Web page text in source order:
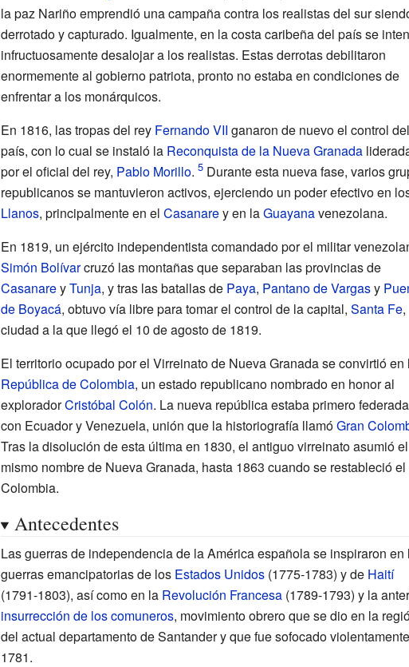
la paz Nariño emprendió una campaña contra los realistas del sur
derrotado y capturado. Igualmente, en la costa caribeña del país se
infructuosamente desalojar a los realistas. Estas derrotas debilitaron
enormemente al gobierno patriota, pronto no estaba en condiciones de
enfrentar a los monárquicos.
En 1816, las tropas del rey Fernando VII ganaron de nuevo el control del
país, con lo cual se instaló la Reconquista de la Nueva Granada
por el oficial del rey, Pablo Morillo. Durante esta nueva fase, varios
republicanos se mantuvieron activos, ejerciendo un poder efectivo en
Llanos, principalmente en el Casanarey en laGuayanavenezolana.
En 1819, un ejército independentista comandado por el militar
Simón Bolívarcruzó las montañas que separaban las provincias de
CasanareyTunja, y tras las batallas de Paya, Pantano de Vargasy
de Boyacá, obtuvo vía libre para tomar el control de la capital, Santa Fe,
ciudad a la que llegó el 10 de agosto de 1819.
El territorio ocupado por el Virreinato de Nueva Granada se convirtió en
República de Colombia, un estado republicano nombrado en honor al
exploradorCristóbal Colón. La nueva república estaba primero federada
con Ecuador y Venezuela, unión que la historiografía llamóGran
Tras la disolución de esta última en 1830, el antiguo virreinato asumió el
mismo nombre de Nueva Granada, hasta 1863 cuando se restableció el
Colombia.
Antecedentes
Las guerras de independencia de la América española se inspiraron en
guerras emancipatorias de los Estados Unidos(1775-1783) y de Haití
(1791-1803), así como en la Revolución Francesa(1789-1793) y la
insurrección de los comuneros, movimiento obrero que se dio en la
del actual departamento de Santander y que fue sofocado
1781.